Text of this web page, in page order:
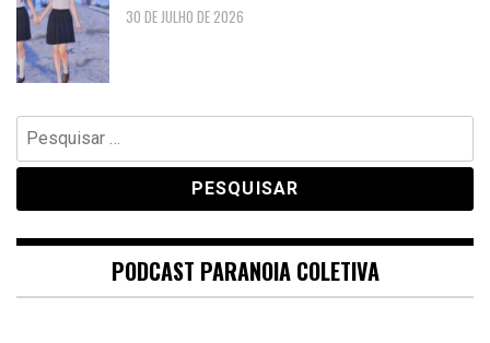
30 DE JULHO DE 2026
Pesquisar
por:
PODCAST PARANOIA COLETIVA